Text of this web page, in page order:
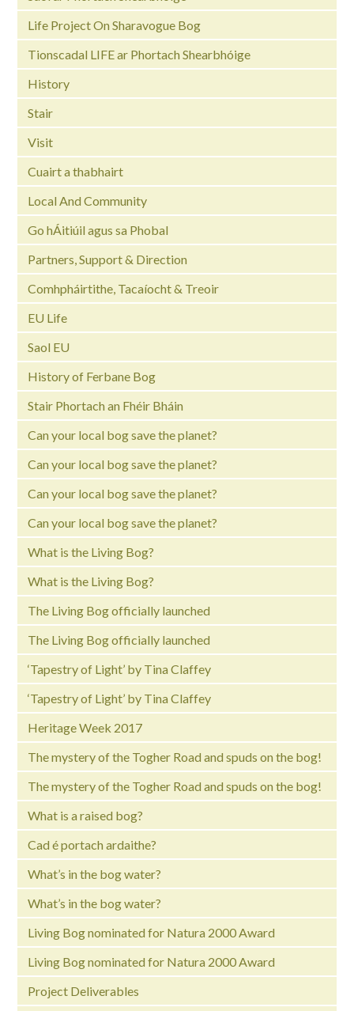
Life Project On Sharavogue Bog
Tionscadal LIFE ar Phortach Shearbhóige
History
Stair
Visit
Cuairt a thabhairt
Local And Community
Go hÁitiúil agus sa Phobal
Partners, Support & Direction
Comhpháirtithe, Tacaíocht & Treoir
EU Life
Saol EU
History of Ferbane Bog
Stair Phortach an Fhéir Bháin
Can your local bog save the planet?
Can your local bog save the planet?
Can your local bog save the planet?
Can your local bog save the planet?
What is the Living Bog?
What is the Living Bog?
The Living Bog officially launched
The Living Bog officially launched
‘Tapestry of Light’ by Tina Claffey
‘Tapestry of Light’ by Tina Claffey
Heritage Week 2017
The mystery of the Togher Road and spuds on the bog!
The mystery of the Togher Road and spuds on the bog!
What is a raised bog?
Cad é portach ardaithe?
What’s in the bog water?
What’s in the bog water?
Living Bog nominated for Natura 2000 Award
Living Bog nominated for Natura 2000 Award
Project Deliverables